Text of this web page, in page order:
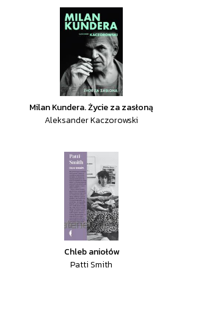
Milan Kundera. Życie za zasłoną
Aleksander Kaczorowski
Chleb aniołów
Patti Smith